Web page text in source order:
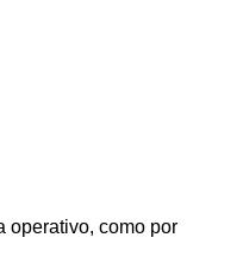
operativo, como por